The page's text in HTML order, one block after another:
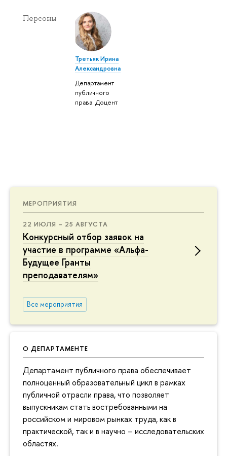
МЕРОПРИЯТИЯ
22 ИЮЛЯ – 25 АВГУСТА
Конкурсный отбор заявок на
участие в программе «Альфа-
Будущее Гранты
преподавателям»
Все мероприятия
О ДЕПАРТАМЕНТЕ
Департамент публичного права обеспечивает
полноценный образовательный цикл в рамках
публичной отрасли права, что позволяет
выпускникам стать востребованными на
российском и мировом рынках труда, как в
практической, так и в научно – исследовательских
областях.
Персоны
Третьяк Ирина
Александровна
Департамент
публичного
права: Доцент